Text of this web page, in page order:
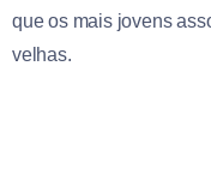
que os mais jovens
velhas.